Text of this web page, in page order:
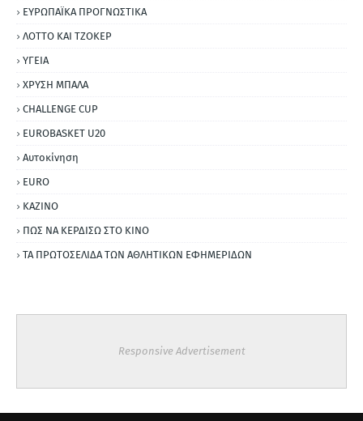
ΕΥΡΩΠΑΪΚΑ ΠΡΟΓΝΩΣΤΙΚΑ
ΛΟΤΤΟ ΚΑΙ ΤΖΟΚΕΡ
ΥΓΕΙΑ
ΧΡΥΣΗ ΜΠΑΛΑ
CHALLENGE CUP
EUROBASKET U20
Αυτοκίνηση
ΕURO
ΚΑΖΙΝΟ
ΠΩΣ ΝΑ ΚΕΡΔΙΣΩ ΣΤΟ ΚΙΝΟ
ΤΑ ΠΡΩΤΟΣΕΛΙΔΑ ΤΩΝ ΑΘΛΗΤΙΚΩΝ ΕΦΗΜΕΡΙΔΩΝ
Responsive Advertisement